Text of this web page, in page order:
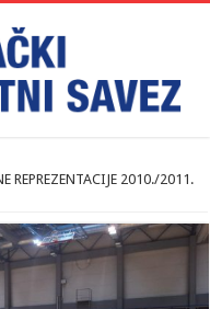
REPREZENTACIJE 2010./2011.